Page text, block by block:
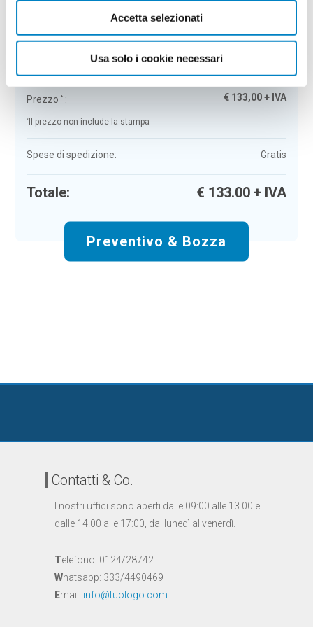
Accetta selezionati
Usa solo i cookie necessari
Tempi di consegna:10 gg lavorativi
Prezzo* : € 133,00+ IVA
* Il prezzo non include la stampa
Spese di spedizione: Gratis
Totale: € 133.00+ IVA
Preventivo & Bozza
Contatti & Co.
I nostri uffici sono aperti dalle 09:00 alle 13.00 e
dalle 14.00 alle 17:00, dal lunedì al venerdì.
Telefono: 0124/28742
Whatsapp: 333/4490469
Email: info@tuologo.com